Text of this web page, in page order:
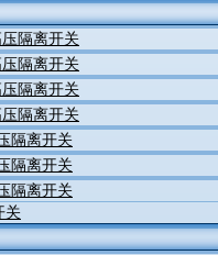
隔离开关
隔离开关
隔离开关
隔离开关
隔离开关
隔离开关
隔离开关
关